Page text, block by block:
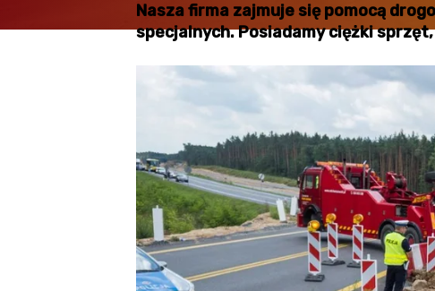
Nasza firma zajmuje się pomocą
specjalnych. Posiadamy ciężki